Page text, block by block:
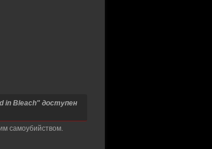
in Bleach" доступен
самоубийством.